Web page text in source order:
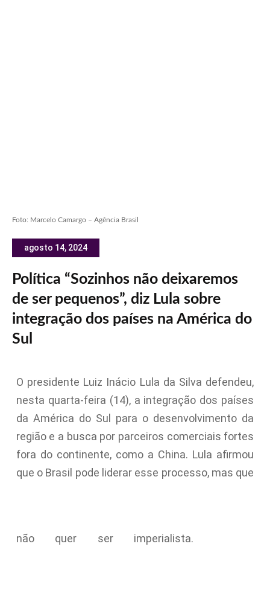
Foto: Marcelo Camargo – Agência Brasil
agosto 14, 2024
Política “Sozinhos não deixaremos
de ser pequenos”, diz Lula sobre
integração dos países na América do
Sul
O presidente Luiz Inácio Lula da Silva defendeu,
nesta quarta-feira (14), a integração dos países
da América do Sul para o desenvolvimento da
região e a busca por parceiros comerciais fortes
fora do continente, como a China. Lula afirmou
que o Brasil pode liderar esse processo, mas que
não quer ser imperialista.